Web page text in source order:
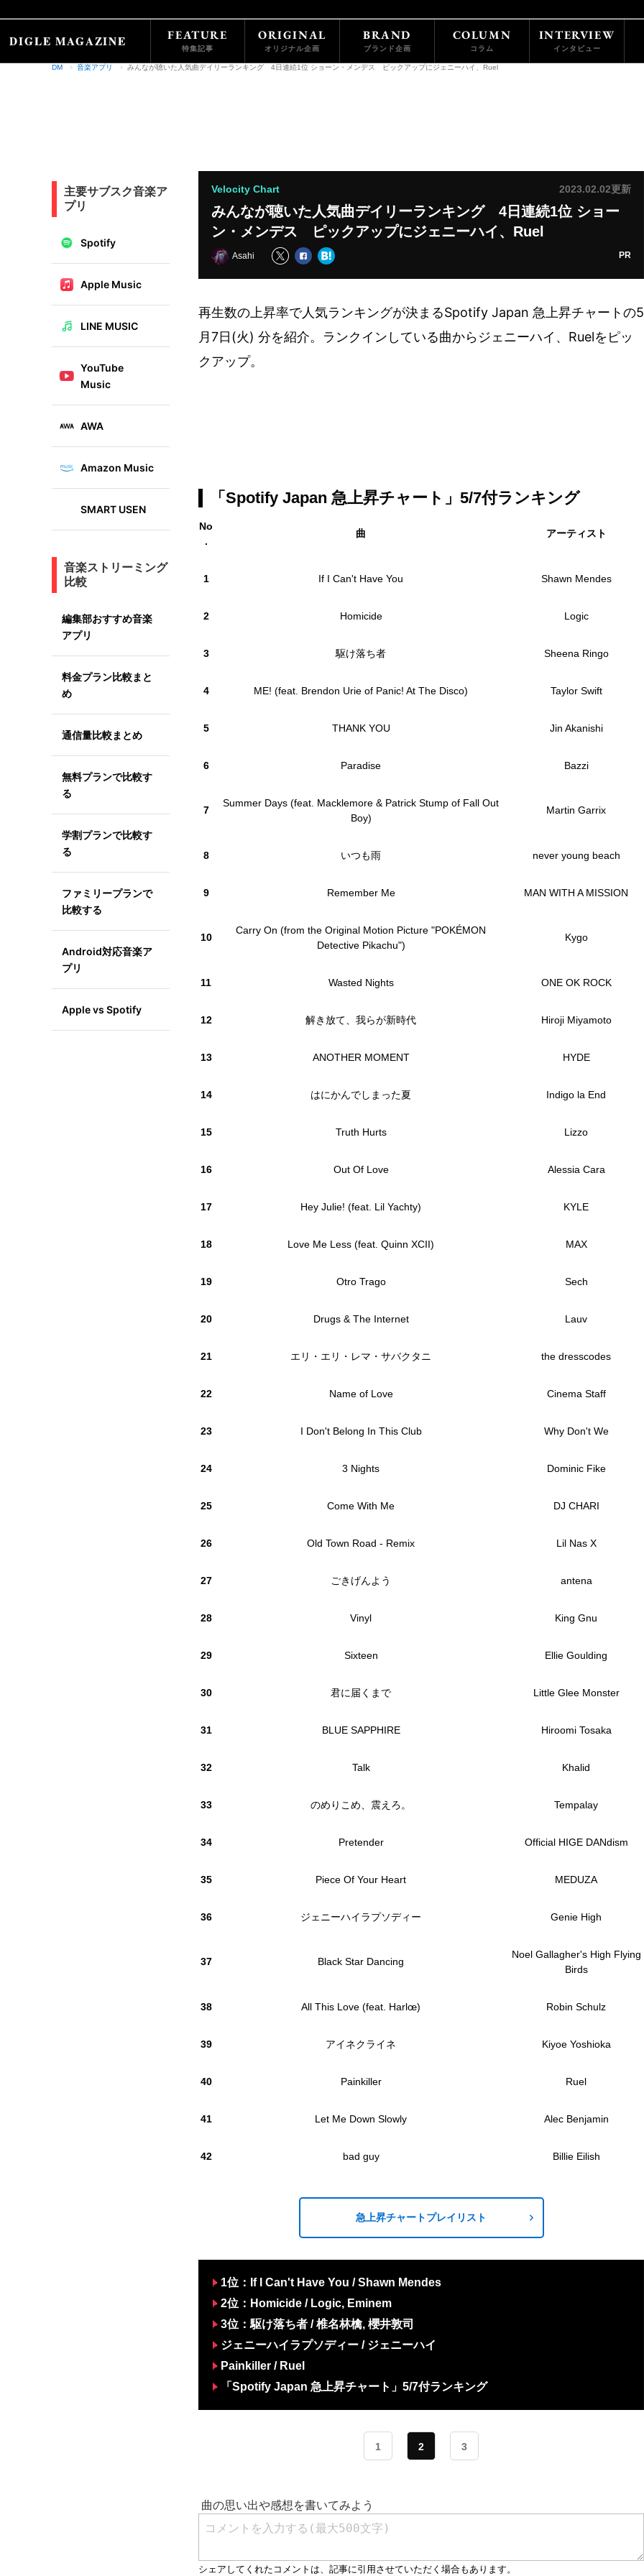
FEATURE
特集記事
ORIGINAL
オリジナル企画
BRAND
ブランド企画
COLUMN
コラム
INTERVIEW
インタビュー
DM 音楽アプリ みんなが聴いた人気曲デイリーランキング 4日連続1位 ショーン・メンデス ピックアップにジェニーハイ、Ruel
主要サブスク音楽ア
プリ
Spotify
Apple Music
LINE MUSIC
YouTube
Music
AWA
Amazon Music
SMART USEN
音楽ストリーミング
比較
編集部おすすめ音楽
アプリ
料金プラン比較まと
め
通信量比較まとめ
無料プランで比較す
る
学割プランで比較す
る
ファミリープランで
比較する
Android対応音楽ア
プリ
Apple vs Spotify
Velocity Chart 2023.02.02更新
みんなが聴いた人気曲デイリーランキング 4日連続1位 ショー
ン・メンデス ピックアップにジェニーハイ、Ruel
Asahi PR
再生数の上昇率で人気ランキングが決まるSpotify Japan 急上昇チャートの5
月7日(火) 分を紹介。ランクインしている曲からジェニーハイ、Ruelをピッ
クアップ。
「Spotify Japan 急上昇チャート」5/7付ランキング
No
.
曲 アーティスト
1 If I Can't Have You Shawn Mendes
2 Homicide Logic
3 駆け落ち者 Sheena Ringo
4 ME! (feat. Brendon Urie of Panic! At The Disco) Taylor Swift
5 THANK YOU Jin Akanishi
6 Paradise Bazzi
7
Summer Days (feat. Macklemore & Patrick Stump of Fall Out
Boy)
Martin Garrix
8 いつも雨 never young beach
9 Remember Me MAN WITH A MISSION
10
Carry On (from the Original Motion Picture "POKÉMON
Detective Pikachu")
Kygo
11 Wasted Nights ONE OK ROCK
12 解き放て、我らが新時代 Hiroji Miyamoto
13 ANOTHER MOMENT HYDE
14 はにかんでしまった夏 Indigo la End
15 Truth Hurts Lizzo
16 Out Of Love Alessia Cara
17 Hey Julie! (feat. Lil Yachty) KYLE
18 Love Me Less (feat. Quinn XCII) MAX
19 Otro Trago Sech
20 Drugs & The Internet Lauv
21 エリ・エリ・レマ・サバクタニ the dresscodes
22 Name of Love Cinema Staff
23 I Don't Belong In This Club Why Don't We
24 3 Nights Dominic Fike
25 Come With Me DJ CHARI
26 Old Town Road - Remix Lil Nas X
27 ごきげんよう antena
28 Vinyl King Gnu
29 Sixteen Ellie Goulding
30 君に届くまで Little Glee Monster
31 BLUE SAPPHIRE Hiroomi Tosaka
32 Talk Khalid
33 のめりこめ、震えろ。 Tempalay
34 Pretender Official HIGE DANdism
35 Piece Of Your Heart MEDUZA
36 ジェニーハイラプソディー Genie High
37 Black Star Dancing
Noel Gallagher's High Flying
Birds
38 All This Love (feat. Harlœ) Robin Schulz
39 アイネクライネ Kiyoe Yoshioka
40 Painkiller Ruel
41 Let Me Down Slowly Alec Benjamin
42 bad guy Billie Eilish
急上昇チャートプレイリスト
1位：If I Can't Have You / Shawn Mendes
2位：Homicide / Logic, Eminem
3位：駆け落ち者 / 椎名林檎, 櫻井敦司
ジェニーハイラプソディー / ジェニーハイ
Painkiller / Ruel
「Spotify Japan 急上昇チャート」5/7付ランキング
1 2 3